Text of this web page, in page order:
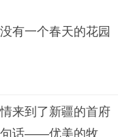
有一个春天的花园
来到了新疆的首府
话——优美的牧